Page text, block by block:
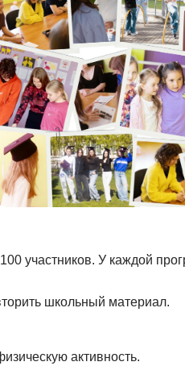
участников. У каждой
школьный материал.
активность.